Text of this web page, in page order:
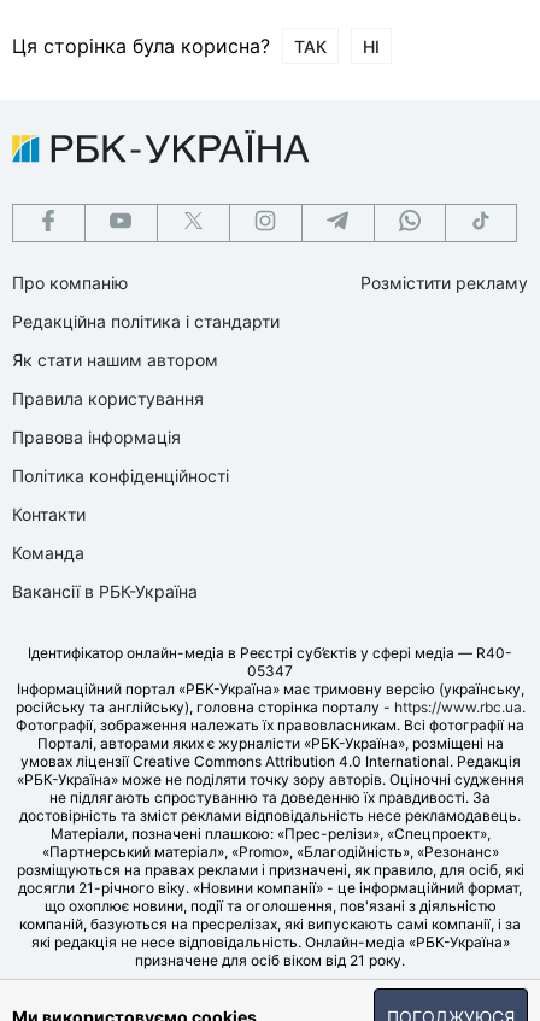
Ця сторінка була корисна? ТАК НІ
Про компанію
Редакційна політика і стандарти
Як стати нашим автором
Правила користування
Правова інформація
Політика конфіденційності
Контакти
Команда
Вакансії в РБК-Україна
Розмістити рекламу
Ідентифікатор онлайн-медіа в Реєстрі суб’єктів у сфері медіа — R40-
05347
Інформаційний портал «РБК-Україна» має тримовну версію (українську,
російську та англійську), головна сторінка порталу - https://www.rbc.ua.
Фотографії, зображення належать їх правовласникам. Всі фотографії на
Порталі, авторами яких є журналісти «РБК-Україна», розміщені на
умовах ліцензії Creative Commons Attribution 4.0 International. Редакція
«РБК-Україна» може не поділяти точку зору авторів. Оціночні судження
не підлягають спростуванню та доведенню їх правдивості. За
достовірність та зміст реклами відповідальність несе рекламодавець.
Матеріали, позначені плашкою: «Прес-релізи», «Спецпроект»,
«Партнерський матеріал», «Promo», «Благодійність», «Резонанс»
розміщуються на правах реклами і призначені, як правило, для осіб, які
досягли 21-річного віку. «Новини компанії» - це інформаційний формат,
що охоплює новини, події та оголошення, пов'язані з діяльністю
компаній, базуються на пресрелізах, які випускають самі компанії, і за
які редакція не несе відповідальність. Онлайн-медіа «РБК-Україна»
призначене для осіб віком від 21 року.
© LLC «UBT MEDIA», 2006-2026.
Ми використовуємо cookies ПОГОДЖУЮСЯ